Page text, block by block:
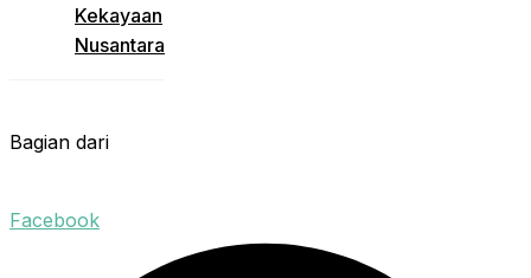
Kekayaan
Nusantara
Bagian dari
Facebook